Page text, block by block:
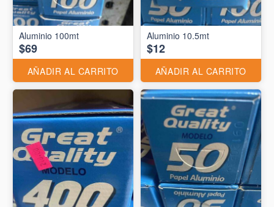
$69
AÑADIR AL CARRITO
Aluminio 10.5mt
$12
AÑADIR AL CARRITO